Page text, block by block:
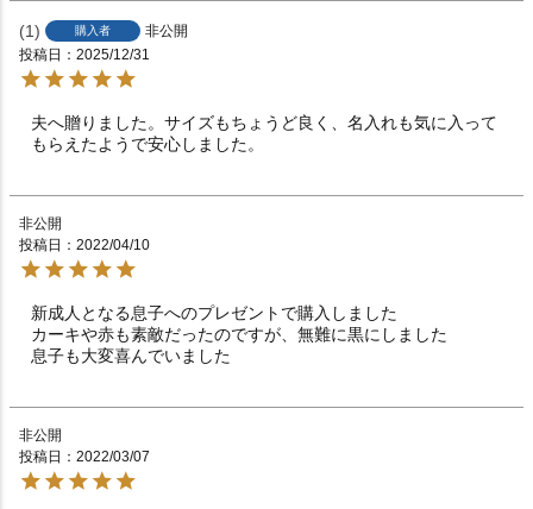
1 購入者
非公開
投稿日
2025/12/31
夫へ贈りました。サイズもちょうど良く、名入れも気に入って
もらえたようで安心しました。
非公開
投稿日
2022/04/10
新成人となる息子へのプレゼントで購入しました
カーキや赤も素敵だったのですが、無難に黒にしました
息子も大変喜んでいました
非公開
投稿日
2022/03/07